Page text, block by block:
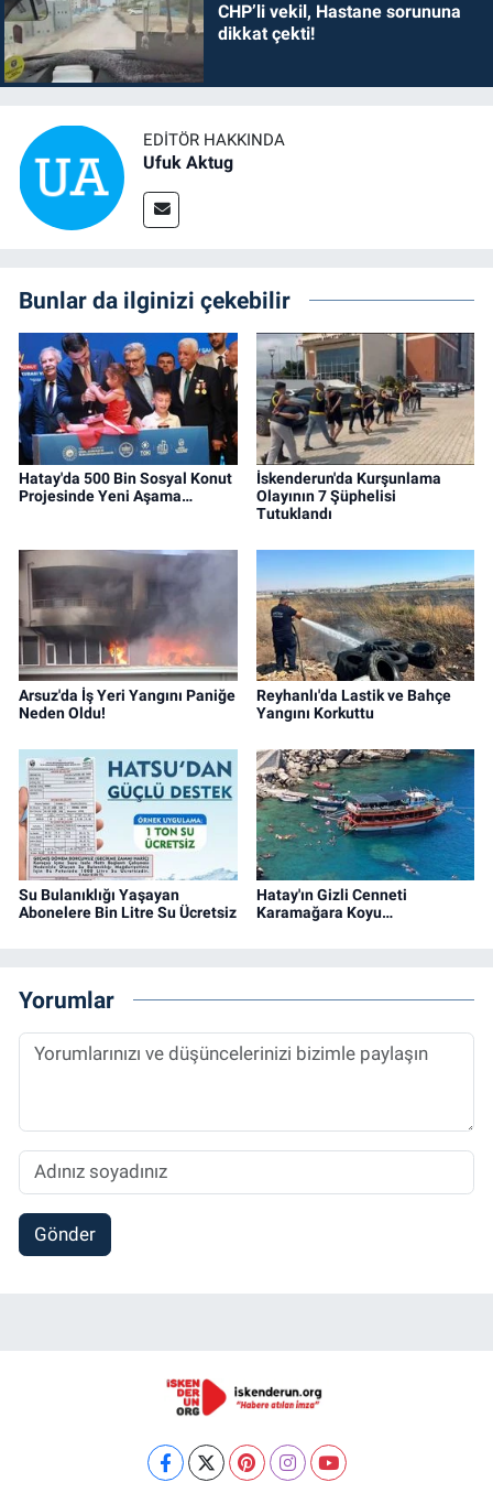
CHP’li vekil, Hastane sorununa
dikkat çekti!
EDITÖR HAKKINDA
Ufuk Aktug
Bunlar da ilginizi çekebilir
Hatay'da 500 Bin Sosyal Konut
Projesinde Yeni Aşama…
İskenderun'da Kurşunlama
Olayının 7 Şüphelisi
Tutuklandı
Arsuz'da İş Yeri Yangını Paniğe
Neden Oldu!
Reyhanlı'da Lastik ve Bahçe
Yangını Korkuttu
Su Bulanıklığı Yaşayan
Abonelere Bin Litre Su Ücretsiz
Hatay'ın Gizli Cenneti
Karamağara Koyu…
Yorumlar
Gönder